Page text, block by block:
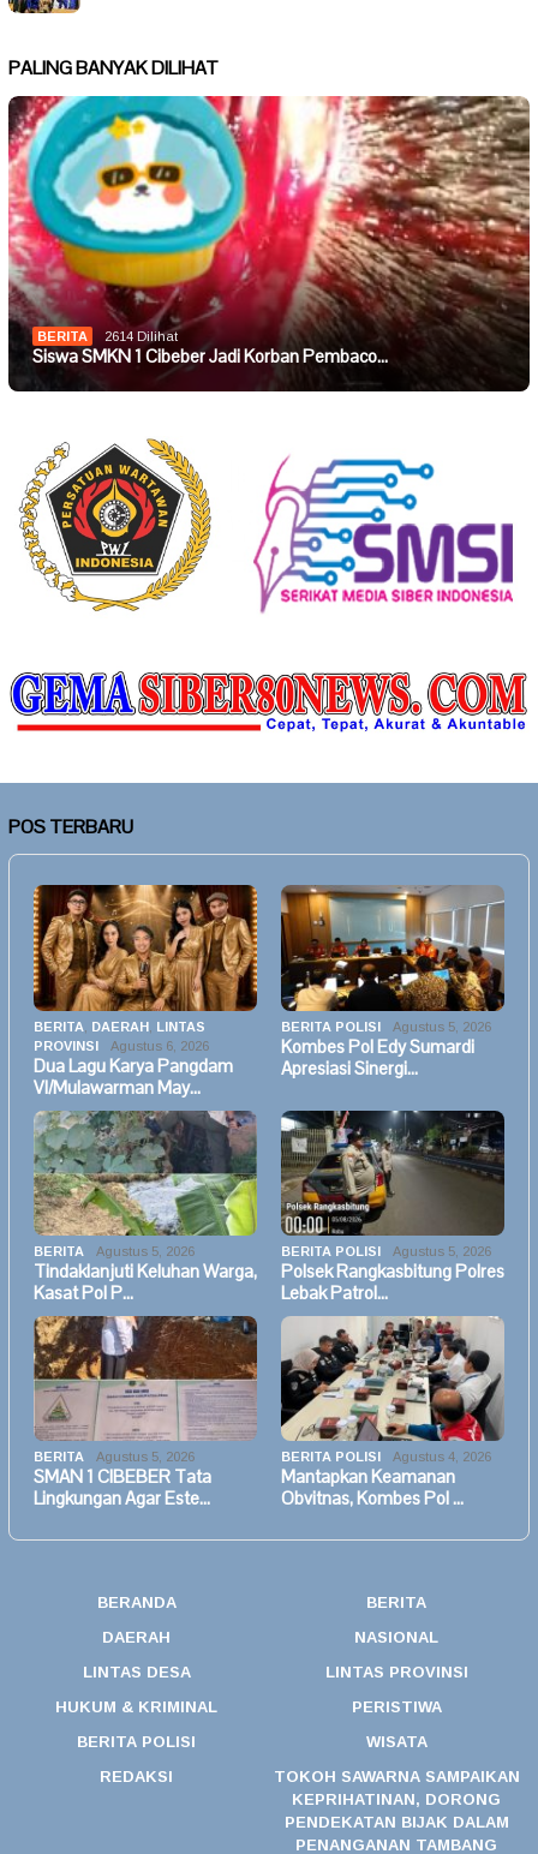
PALING BANYAK DILIHAT
BERITA 2614 Dilihat
Siswa SMKN 1 Cibeber Jadi Korban Pembaco…
POS TERBARU
BERITA DAERAH LINTAS
PROVINSI
Agustus 6, 2026
Dua Lagu Karya Pangdam
VI/Mulawarman May…
BERITA POLISI Agustus 5, 2026
Kombes Pol Edy Sumardi
Apresiasi Sinergi…
BERITA Agustus 5, 2026
Tindaklanjuti Keluhan Warga,
Kasat Pol P…
BERITA POLISI Agustus 5, 2026
Polsek Rangkasbitung Polres
Lebak Patrol…
BERITA Agustus 5, 2026
SMAN 1 CIBEBER Tata
Lingkungan Agar Este…
BERITA POLISI Agustus 4, 2026
Mantapkan Keamanan
Obvitnas, Kombes Pol …
BERANDA
BERITA
DAERAH
NASIONAL
LINTAS DESA
LINTAS PROVINSI
HUKUM & KRIMINAL
PERISTIWA
BERITA POLISI
WISATA
REDAKSI
TOKOH SAWARNA SAMPAIKAN
KEPRIHATINAN, DORONG
PENDEKATAN BIJAK DALAM
PENANGANAN TAMBANG